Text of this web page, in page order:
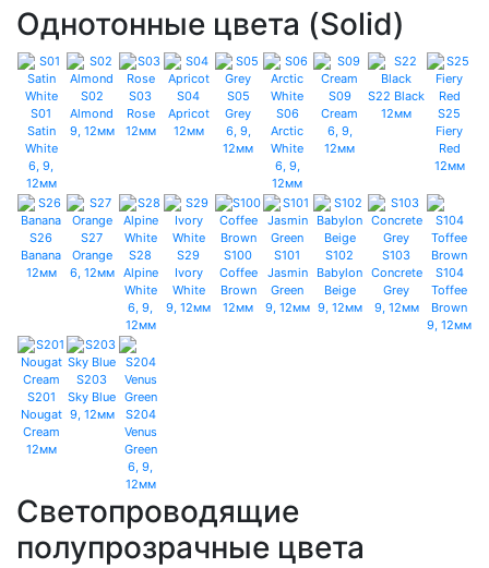
Однотонные цвета (Solid)
S01
Satin
White
6, 9,
12мм
S02
Almond
9, 12мм
S03
Rose
12мм
S04
Apricot
12мм
S05
Grey
6, 9,
12мм
S06
Arctic
White
6, 9,
12мм
S09
Cream
6, 9,
12мм
S22 Black
12мм
S25
Fiery
Red
12мм
S26
Banana
12мм
S27
Orange
6, 12мм
S28
Alpine
White
6, 9,
12мм
S29
Ivory
White
9, 12мм
S100
Coffee
Brown
12мм
S101
Jasmin
Green
9, 12мм
S102
Babylon
Beige
9, 12мм
S103
Concrete
Grey
9, 12мм
S104
Toffee
Brown
9, 12мм
S201
Nougat
Cream
12мм
S203
Sky Blue
9, 12мм
S204
Venus
Green
6, 9,
12мм
Светопроводящие
полупрозрачные цвета